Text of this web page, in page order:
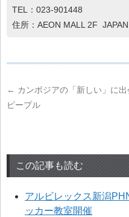
TEL：023-901448
住所：AEON MALL 2F
← カンボジアの「新しい」に
ピープル
この記事も読む
アルビレックス新潟
ッカー教室開催